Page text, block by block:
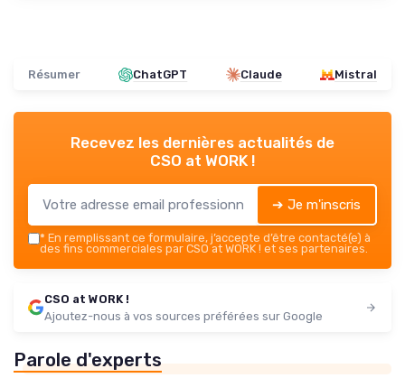
Résumer ChatGPT Claude Mistral
Recevez les dernières actualités de
CSO at WORK !
➔ Je m'inscris
* En remplissant ce formulaire, j’accepte d’être contacté(e) à
des fins commerciales par CSO at WORK ! et ses partenaires.
CSO at WORK !
Ajoutez-nous à vos sources préférées sur Google
Parole d'experts